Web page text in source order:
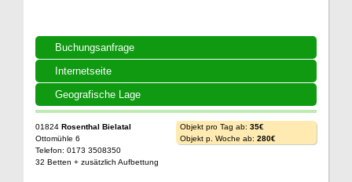
Buchungsanfrage
Internetseite
Geografische Lage
01824 Rosenthal Bielatal
Ottomühle 6
Telefon: 0173 3508350
32 Betten + zusätzlich Aufbettung
Objekt pro Tag ab: 35€
Objekt p. Woche ab: 280€